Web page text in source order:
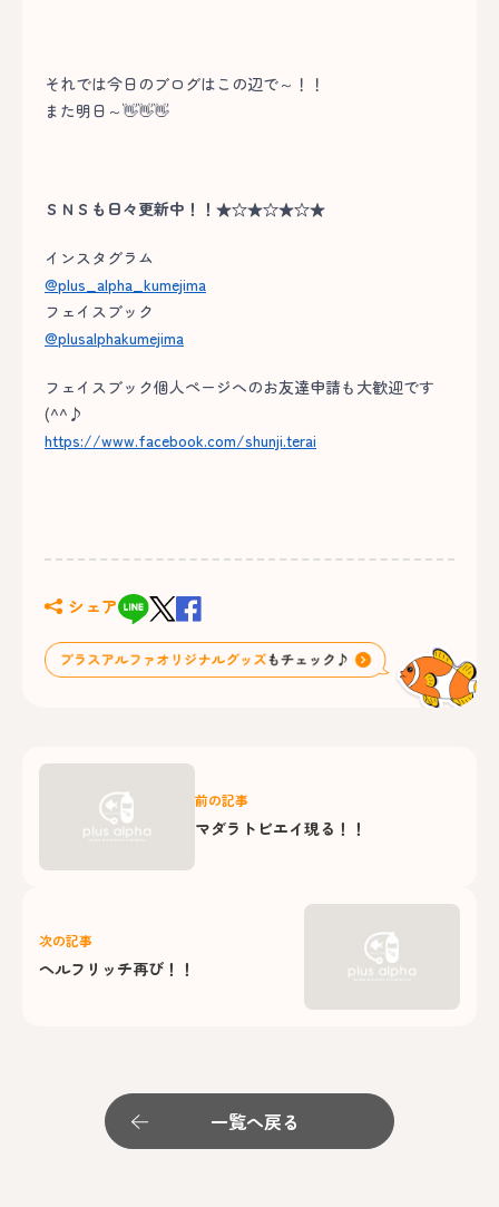
それでは今日のブログはこの辺で～！！
また明日～👋👋👋
ＳＮＳも日々更新中！！★☆★☆★☆★
インスタグラム
@plus_alpha_kumejima
フェイスブック
@plusalphakumejima
フェイスブック個人ページへのお友達申請も大歓迎です
(^^♪
https://www.facebook.com/shunji.terai
シェア
前の記事
マダラトビエイ現る！！
次の記事
ヘルフリッチ再び！！
一覧へ戻る